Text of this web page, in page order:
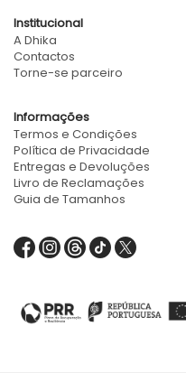
Institucional
A Dhika
Contactos
Torne-se parceiro
Informações
Termos e Condições
Política de Privacidade
Entregas e Devoluções
Livro de Reclamações
Guia de Tamanhos